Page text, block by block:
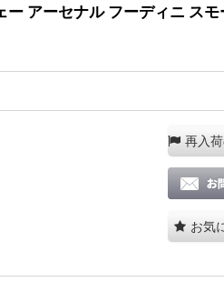
アーセナル フーディニ ス
再入
お気